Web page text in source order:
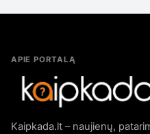
APIE PORTALĄ
Kaipkada.lt – naujienų,